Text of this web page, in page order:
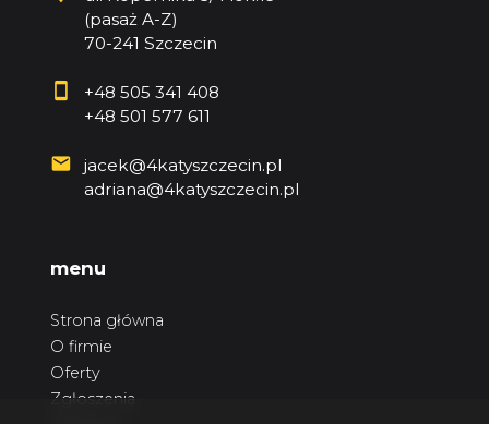
(pasaż A-Z)
70-241 Szczecin
+48 505 341 408
+48 501 577 611
jacek@4katyszczecin.pl
adriana@4katyszczecin.pl
menu
Strona główna
O firmie
Oferty
Zgłoszenia